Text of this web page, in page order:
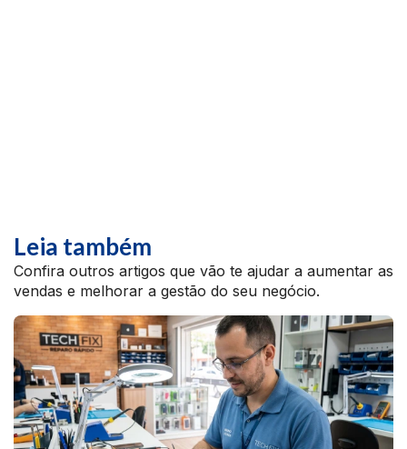
Leia também
Confira outros artigos que vão te ajudar a aumentar as
vendas e melhorar a gestão do seu negócio.